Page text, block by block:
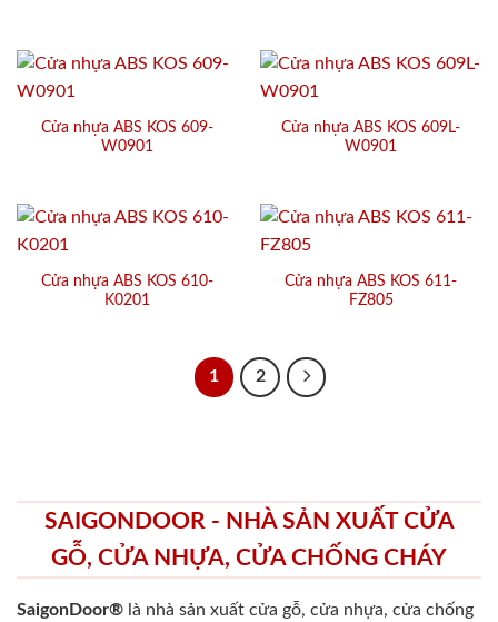
Cửa nhựa ABS KOS 609-
W0901
Cửa nhựa ABS KOS 609L-
W0901
Cửa nhựa ABS KOS 610-
K0201
Cửa nhựa ABS KOS 611-
FZ805
1 2
SAIGONDOOR - NHÀ SẢN XUẤT CỬA
GỖ, CỬA NHỰA, CỬA CHỐNG CHÁY
SaigonDoor® là nhà sản xuất cửa gỗ, cửa nhựa, cửa chống